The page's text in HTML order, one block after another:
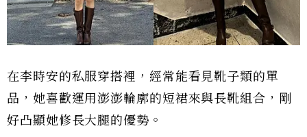
在李時安的私服穿搭裡，經常能看見靴子類的單
品，她喜歡運用澎澎輪廓的短裙來與長靴組合，剛
好凸顯她修長大腿的優勢。